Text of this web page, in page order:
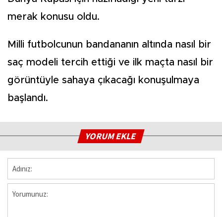
merak konusu oldu.
Milli futbolcunun bandananın altında nasıl bir
saç modeli tercih ettiği ve ilk maçta nasıl bir
görüntüyle sahaya çıkacağı konuşulmaya
başlandı.
YORUM EKLE